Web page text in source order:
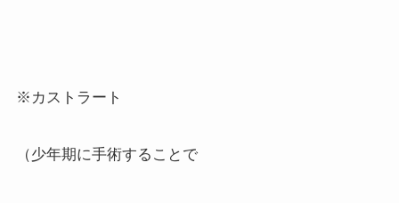
※カストラート
（少年期に手術することで